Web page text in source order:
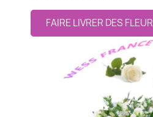
FAIRE LIVRER DES